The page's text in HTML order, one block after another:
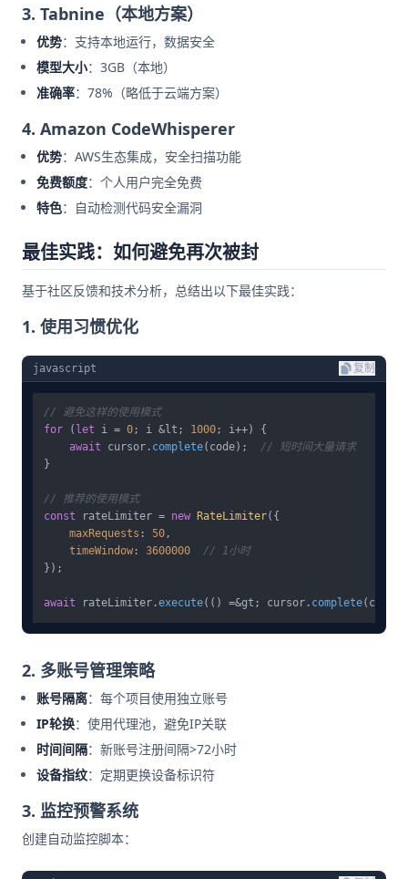
3. Tabnine（本地方案）
优势：支持本地运行，数据安全
模型大小：3GB（本地）
准确率：78%（略低于云端方案）
4. Amazon CodeWhisperer
优势：AWS生态集成，安全扫描功能
免费额度：个人用户完全免费
特色：自动检测代码安全漏洞
最佳实践：如何避免再次被封
基于社区反馈和技术分析，总结出以下最佳实践：
1. 使用习惯优化
javascript 复制
// 避免这样的使用模式
for ( let i = 0; i &lt; 1000; i++) {
await cursor. complete(code); // 短时间大量请求
}
// 推荐的使用模式
const rateLimiter = new RateLimiter({
maxRequests : 50,
timeWindow : 3600000
// 1小时
});
await rateLimiter.execute(() =&gt; cursor. complete
2. 多账号管理策略
账号隔离：每个项目使用独立账号
IP轮换：使用代理池，避免IP关联
时间间隔：新账号注册间隔>72小时
设备指纹：定期更换设备标识符
3. 监控预警系统
创建自动监控脚本：